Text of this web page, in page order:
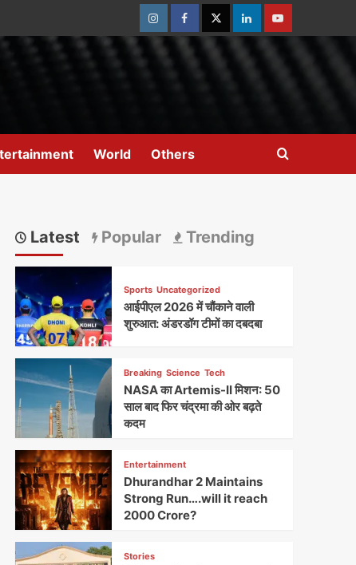
InstagramFacebookTwitterLinkedinYoutube
World Others
Latest Popular Trending
Sports Uncategorized
आईपीएल 2026 में चौंकाने वाली
शुरुआत: अंडरडॉग टीमों का दबदबा
Breaking Science Tech
NASA का Artemis-II मिशन: 50
साल बाद फिर चंद्रमा की ओर बढ़ते
कदम
Entertainment
Dhurandhar 2 Maintains
Strong Run….will it reach
2000 Crore?
Stories